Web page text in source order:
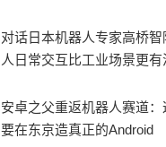
对话日本机器人专家高桥智
人日常交互比工业场景更有
安卓之父重返机器人赛道：
要在东京造真正的Android